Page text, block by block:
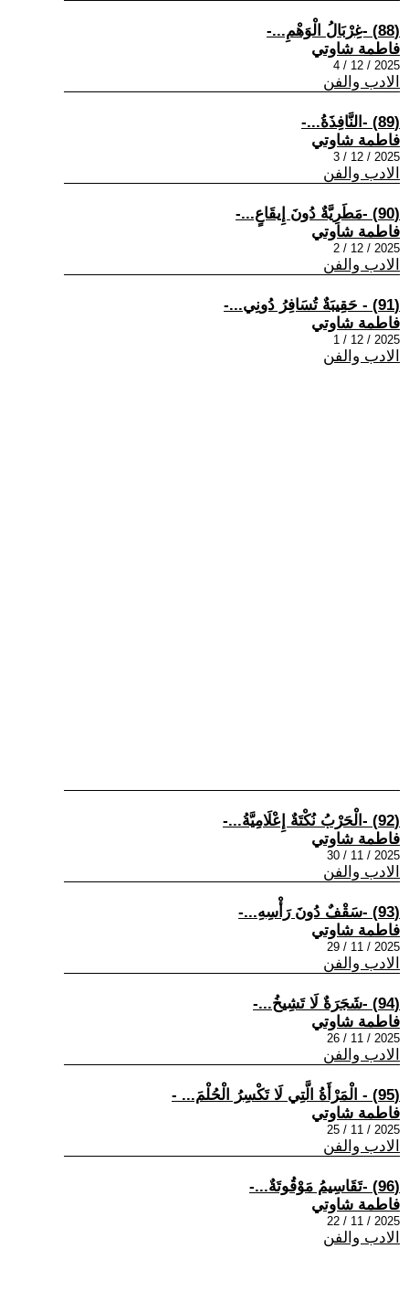
(88) -غِرْبَالُ الْوَهْمِ...-
فاطمة شاوتي
2025 / 12 / 4
الادب والفن
(89) -النَّافِذَةُ...-
فاطمة شاوتي
2025 / 12 / 3
الادب والفن
(90) -مَطَرِيَّةٌ دُونَ إِيقَاعٍ...-
فاطمة شاوتي
2025 / 12 / 2
الادب والفن
(91) - حَقِيبَةٌ تُسَافِرُ دُونِي...-
فاطمة شاوتي
2025 / 12 / 1
الادب والفن
(92) -الْحَرْبُ نُكْتَةٌ إِعْلَامِيَّةُ...-
فاطمة شاوتي
2025 / 11 / 30
الادب والفن
(93) -سَقْفٌ دُونَ رَأْسِهِ...-
فاطمة شاوتي
2025 / 11 / 29
الادب والفن
(94) -شَجَرَةٌ لَا تَشِيخُ...-
فاطمة شاوتي
2025 / 11 / 26
الادب والفن
(95) - الْمَرْأَةُ الَّتِي لَا تَكْسِرُ الْحُلْمَ... -
فاطمة شاوتي
2025 / 11 / 25
الادب والفن
(96) -تَقَاسِيمُ مَوْقُوتَةٌ...-
فاطمة شاوتي
2025 / 11 / 22
الادب والفن